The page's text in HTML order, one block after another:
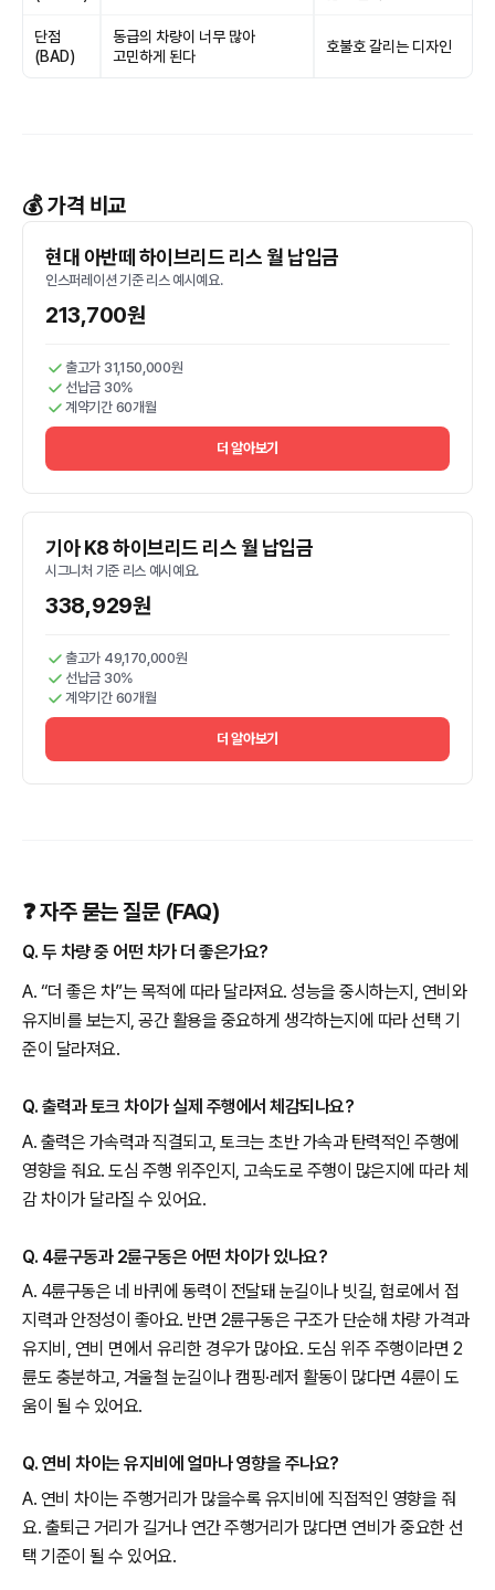
단점
(BAD)
동급의 차량이 너무 많아
고민하게 된다
호불호 갈리는 디자인
💰 가격 비교
현대 아반떼 하이브리드 리스 월 납입금
인스퍼레이션 기준 리스 예시예요.
213,700원
출고가 31,150,000원
선납금 30%
계약기간 60개월
더 알아보기
기아 K8 하이브리드 리스 월 납입금
시그니처 기준 리스 예시예요.
338,929원
출고가 49,170,000원
선납금 30%
계약기간 60개월
더 알아보기
❓ 자주 묻는 질문 (FAQ)
Q. 두 차량 중 어떤 차가 더 좋은가요?
A. “더 좋은 차”는 목적에 따라 달라져요. 성능을 중시하는지, 연비와
유지비를 보는지, 공간 활용을 중요하게 생각하는지에 따라 선택 기
준이 달라져요.
Q. 출력과 토크 차이가 실제 주행에서 체감되나요?
A. 출력은 가속력과 직결되고, 토크는 초반 가속과 탄력적인 주행에
영향을 줘요. 도심 주행 위주인지, 고속도로 주행이 많은지에 따라 체
감 차이가 달라질 수 있어요.
Q. 4륜구동과 2륜구동은 어떤 차이가 있나요?
A. 4륜구동은 네 바퀴에 동력이 전달돼 눈길이나 빗길, 험로에서 접
지력과 안정성이 좋아요. 반면 2륜구동은 구조가 단순해 차량 가격과
유지비, 연비 면에서 유리한 경우가 많아요. 도심 위주 주행이라면 2
륜도 충분하고, 겨울철 눈길이나 캠핑·레저 활동이 많다면 4륜이 도
움이 될 수 있어요.
Q. 연비 차이는 유지비에 얼마나 영향을 주나요?
A. 연비 차이는 주행거리가 많을수록 유지비에 직접적인 영향을 줘
요. 출퇴근 거리가 길거나 연간 주행거리가 많다면 연비가 중요한 선
택 기준이 될 수 있어요.